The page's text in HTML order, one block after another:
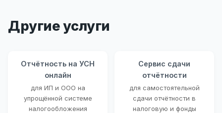
Другие услуги
Отчётность на УСН
онлайн
для ИП и ООО на
упрощённой системе
налогообложения
Сервис сдачи
отчётности
для самостоятельной
сдачи отчётности в
налоговую и фонды